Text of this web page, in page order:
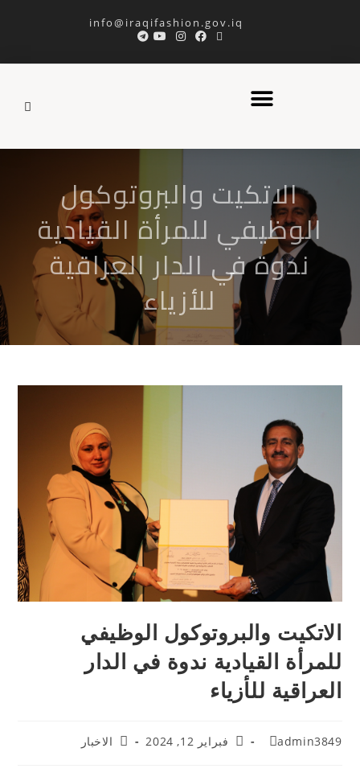
الاتكيت والبروتوكول
الوظيفي للمرأة القيادية
ندوة في الدار العراقية
للأزياء
الاتكيت والبروتوكول الوظيفي
للمرأة القيادية ندوة في الدار
العراقية للأزياء
admin3849 فبراير 12, 2024 الاخبار